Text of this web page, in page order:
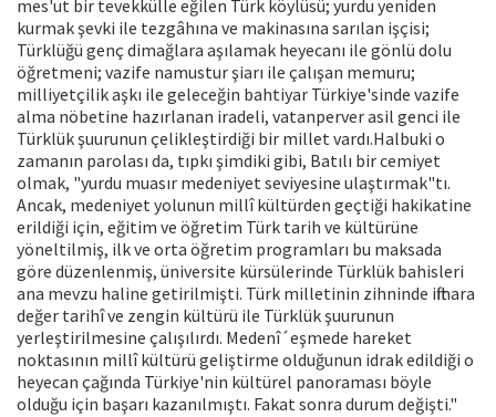
mes'ut bir tevekkülle eğilen Türk köylüsü; yurdu yeniden
kurmak şevki ile tezgâhına ve makinasına sarılan işçisi;
Türklüğü genç dimağlara aşılamak heyecanı ile gönlü dolu
öğretmeni; vazife namustur şiarı ile çalışan memuru;
milliyetçilik aşkı ile geleceğin bahtiyar Türkiye'sinde vazife
alma nöbetine hazırlanan iradeli, vatanperver asil genci ile
Türklük şuurunun çelikleştirdiği bir millet vardı.Halbuki o
zamanın parolası da, tıpkı şimdiki gibi, Batılı bir cemiyet
olmak, "yurdu muasır medeniyet seviyesine ulaştırmak"tı.
Ancak, medeniyet yolunun millî kültürden geçtiği hakikatine
erildiği için, eğitim ve öğretim Türk tarih ve kültürüne
yöneltilmiş, ilk ve orta öğretim programları bu maksada
göre düzenlenmiş, üniversite kürsülerinde Türklük bahisleri
ana mevzu haline getirilmişti. Türk milletinin zihninde iftihara
değer tarihî ve zengin kültürü ile Türklük şuurunun
yerleştirilmesine çalışılırdı. Medenî´eşmede hareket
noktasının millî kültürü geliştirme olduğunun idrak edildiği o
heyecan çağında Türkiye'nin kültürel panoraması böyle
olduğu için başarı kazanılmıştı. Fakat sonra durum değişti."